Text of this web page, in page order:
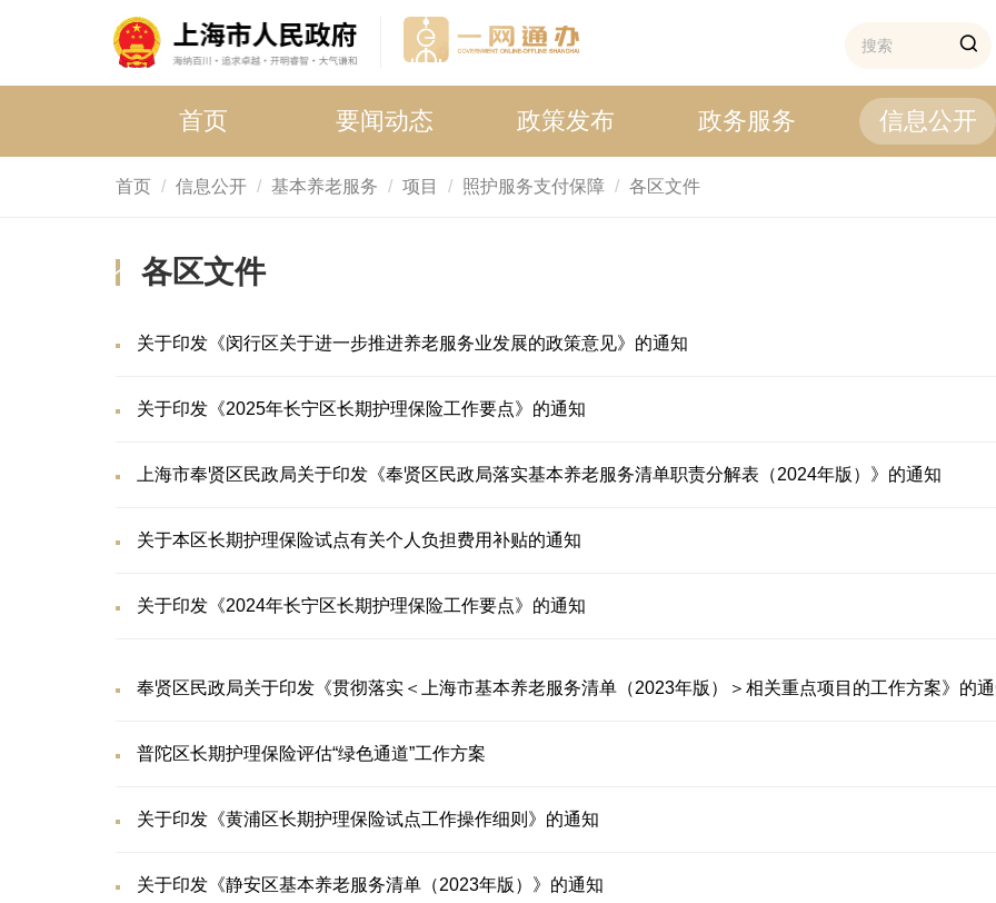
首页 要闻动态 政策发布 政务服务 信息公开
首页 信息公开 基本养老服务 项目 照护服务支付保障 各区文件
各区文件
关于印发《闵行区关于进一步推进养老服务业发展的政策意见》的通知
关于印发《2025年长宁区长期护理保险工作要点》的通知
上海市奉贤区民政局关于印发《奉贤区民政局落实基本养老服务清单职责分解表（2024年版）》的通知
关于本区长期护理保险试点有关个人负担费用补贴的通知
关于印发《2024年长宁区长期护理保险工作要点》的通知
奉贤区民政局关于印发《贯彻落实＜上海市基本养老服务清单（2023年版）＞相关重点项目的工作方案》的
普陀区长期护理保险评估“绿色通道”工作方案
关于印发《黄浦区长期护理保险试点工作操作细则》的通知
关于印发《静安区基本养老服务清单（2023年版）》的通知